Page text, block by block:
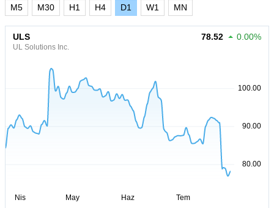
M5 M30 H1 H4 D1 W1 MN
ULS
UL Solutions Inc.
78.52 0.00%